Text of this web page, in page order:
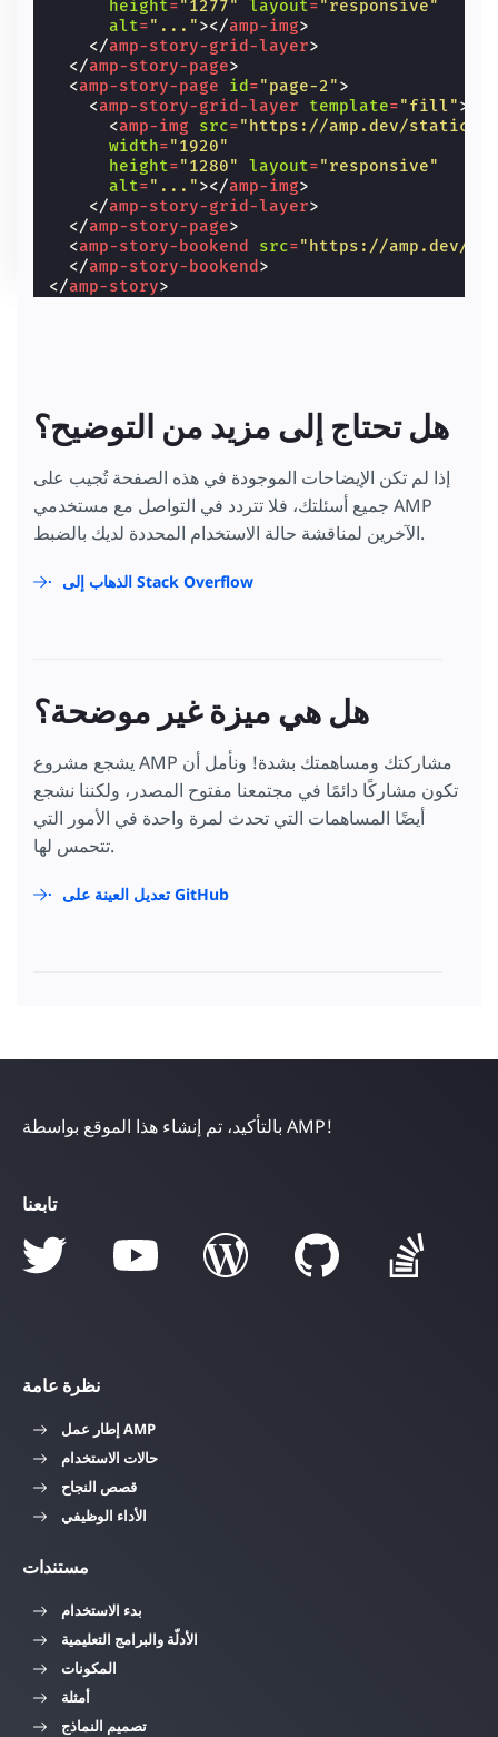
height="1277" layout="responsive"
alt="..."></amp-img>
</amp-story-grid-layer>
</amp-story-page>
<amp-story-page id ="page-2">
<amp-story-grid-layer template="fill">
<amp-img src="https://amp.dev/static/
width="1920"
height="1280" layout="responsive"
alt="..."></amp-img>
</amp-story-grid-layer>
</amp-story-page>
<amp-story-bookend src="https://amp.dev/
</amp-story-bookend >
</amp-story>
هل تحتاج إلى مزيد من التوضيح؟
إذا لم تكن الإيضاحات الموجودة في هذه الصفحة تُجيب على
جميع أسئلتك، فلا تتردد في التواصل مع مستخدمي AMP
الآخرين لمناقشة حالة الاستخدام المحددة لديك بالضبط.
الذهاب إلى Stack Overflow
هل هي ميزة غير موضحة؟
يشجع مشروع AMP مشاركتك ومساهمتك بشدة! ونأمل أن
تكون مشاركًا دائمًا في مجتمعنا مفتوح المصدر، ولكننا نشجع
أيضًا المساهمات التي تحدث لمرة واحدة في الأمور التي
تتحمس لها.
تعديل العينة على GitHub
بالتأكيد، تم إنشاء هذا الموقع بواسطة AMP!
تابعنا
نظرة عامة
إطار عمل AMP
حالات الاستخدام
قصص النجاح
الأداء الوظيفي
مستندات
بدء الاستخدام
الأدلّة والبرامج التعليمية
المكونات
أمثلة
تصميم النماذج